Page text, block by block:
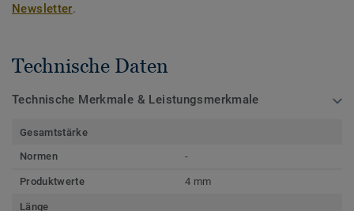
Newsletter.
Technische Daten
Technische Merkmale & Leistungsmerkmale
Gesamtstärke
Normen
-
Produktwerte 4 mm
Länge